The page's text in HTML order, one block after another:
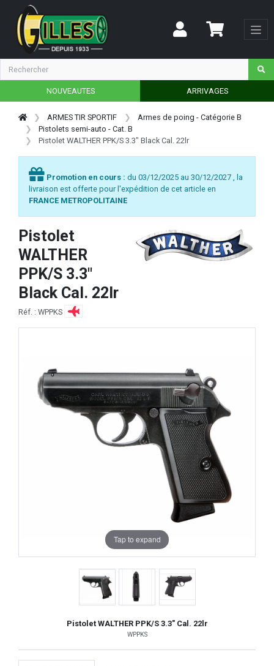
NOUVEAUTES ARRIVAGES
ARMES TIR SPORTIF
Armes de poing - Catégorie B
Pistolets semi-auto - Cat. B
Pistolet WALTHER PPK/S 3.3" Black Cal. 22lr
Promotion en cours : du 03/12/2025 au 30/12/2027 , la
livraison est offerte pour l'expédition de cet article en
FRANCE METROPOLITAINE
Pistolet
WALTHER
PPK/S 3.3"
Black Cal. 22lr
Réf. : WPPKS
Tap to expand
Pistolet WALTHER PPK/S 3.3" Cal. 22lr
WPPKS